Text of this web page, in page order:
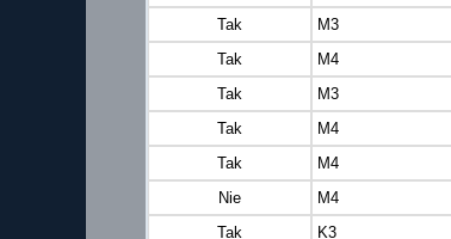
Tak
M3
Tak
M4
Tak
M3
Tak
M4
Tak
M4
Nie
M4
Tak
K3